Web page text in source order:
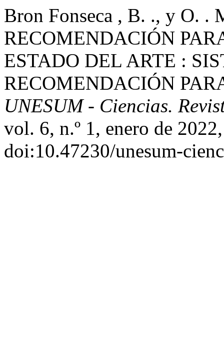
Bron Fonseca , B. ., y O. .
RECOMENDACIÓN
ESTADO DEL ARTE :
RECOMENDACIÓN
UNESUM - Ciencias.
vol. 6, n.º 1, enero de
doi:10.47230/unesum-